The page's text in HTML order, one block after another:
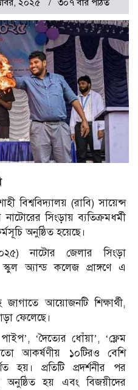
বিশ্ববিদ্যালয় (রাবি) সায়েন্স
সিংড়ায় ব্যতিক্রমধর্মী
অনুষ্ঠিত হয়েছে।
নাটোর জেলার সিংড়া
অ্যান্ড কলেজ প্রাঙ্গণে এ
জাগাতে আয়োজনটি শিক্ষার্থী,
ফেলেছে।
‘দৈত্যের ধোঁয়া’, ‘ফ্লেম
আকর্ষণীয় ১০টিরও বেশি
হয়। প্রতিটি প্রদর্শনীর পর
অনুষ্ঠিত হয় এবং বিজয়ীদের